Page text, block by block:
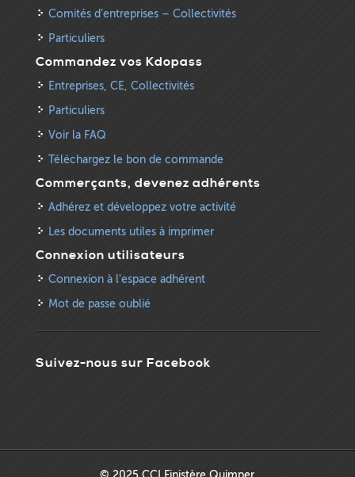
Comités d’entreprises – Collectivités
Particuliers
Commandez vos Kdopass
Entreprises, CE, Collectivités
Particuliers
Voir la FAQ
Téléchargez le bon de commande
Commerçants, devenez adhérents
Adhérez et développez votre activité
Les documents utiles à imprimer
Connexion utilisateurs
Connexion à l'espace adhérent
Mot de passe oublié
Suivez-nous sur Facebook
© 2025 CCI Finistère Quimper